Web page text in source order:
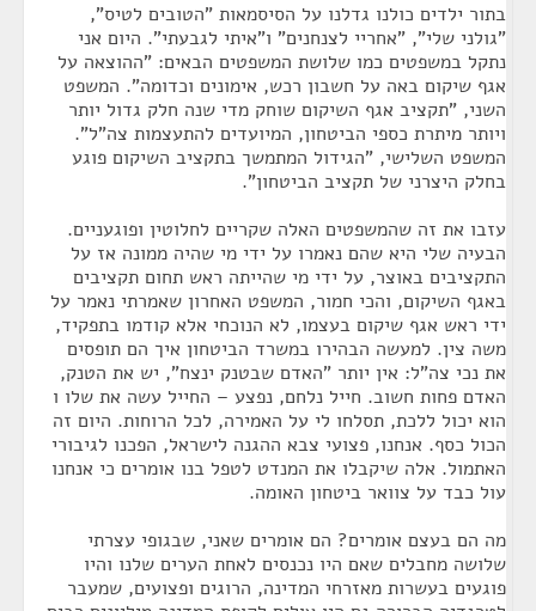
בתור ילדים כולנו גדלנו על הסיסמאות "הטובים לטיס",
"גולני שלי", "אחריי לצנחנים" ו"איתי לגבעתי". היום אני
נתקל במשפטים כמו שלושת המשפטים הבאים: "ההוצאה על
אגף שיקום באה על חשבון רכש, אימונים וכדומה". המשפט
השני, "תקציב אגף השיקום שוחק מדי שנה חלק גדול יותר
ויותר מיתרת כספי הביטחון, המיועדים להתעצמות צה"ל".
המשפט השלישי, "הגידול המתמשך בתקציב השיקום פוגע
בחלק היצרני של תקציב הביטחון".
עזבו את זה שהמשפטים האלה שקריים לחלוטין ופוגעניים.
הבעיה שלי היא שהם נאמרו על ידי מי שהיה ממונה אז על
התקציבים באוצר, על ידי מי שהייתה ראש תחום תקציבים
באגף השיקום, והכי חמור, המשפט האחרון שאמרתי נאמר על
ידי ראש אגף שיקום בעצמו, לא הנוכחי אלא קודמו בתפקיד,
משה צין. למעשה הבהירו במשרד הביטחון איך הם תופסים
את נכי צה"ל: אין יותר "האדם שבטנק ינצח", יש את הטנק,
האדם פחות חשוב. חייל נלחם, נפצע – החייל עשה את שלו ו
הוא יכול ללכת, תסלחו לי על האמירה, לכל הרוחות. היום זה
הכול כסף. אנחנו, פצועי צבא ההגנה לישראל, הפכנו לגיבורי
האתמול. אלה שיקבלו את המנדט לטפל בנו אומרים כי אנחנו
עול כבד על צוואר ביטחון האומה.
מה הם בעצם אומרים? הם אומרים שאני, שבגופי עצרתי
שלושה מחבלים שאם היו נכנסים לאחת הערים שלנו והיו
פוגעים בעשרות מאזרחי המדינה, הרוגים ופצועים, שמעבר